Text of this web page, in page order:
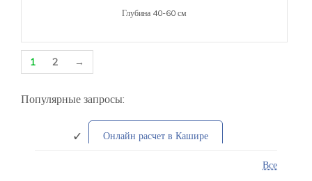
Глубина 40-60 см
1 2 →
Популярные запросы:
Онлайн расчет в Кашире
Все